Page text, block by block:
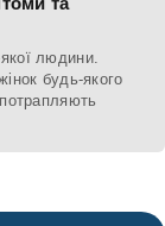
людини.
будь-якого